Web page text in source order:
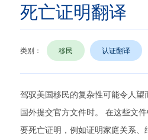
死亡证明翻译
类别： 移民 认证翻译
驾驭美国移民的复杂性可能令人
国外提交官方文件时。 在这些文
要死亡证明，例如证明家庭关系